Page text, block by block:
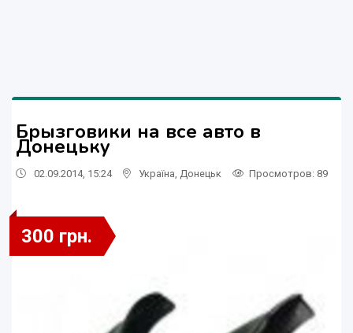
Брызговики на все авто в
Донецьку
02.09.2014, 15:24 Україна Донецьк Просмотров: 89
300 грн.